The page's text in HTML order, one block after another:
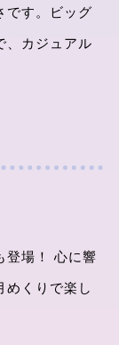
です。ビッグ
、カジュアル
登場！ 心に響
めくりで楽し